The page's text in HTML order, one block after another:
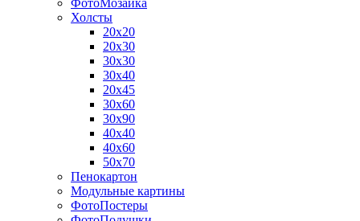
Холсты
20х20
20х30
30х30
30х40
20х45
30х60
30х90
40х40
40х60
50х70
Пенокартон
Модульные картины
ФотоПостеры